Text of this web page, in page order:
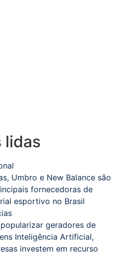
lidas
Umbro e New Balance são
fornecedoras de
esportivo no Brasil
geradores de
Inteligência Artificial,
investem em recurso